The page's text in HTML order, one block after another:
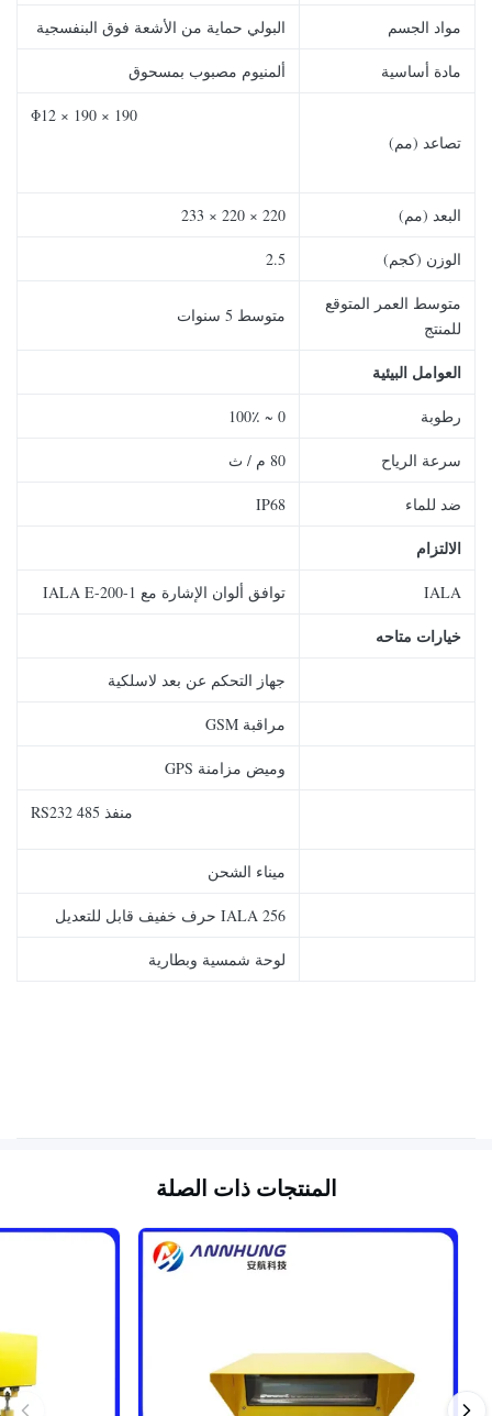
مواد الجسم البولي حماية من الأشعة فوق البنفسجية
مادة أساسية ألمنيوم مصبوب بمسحوق
تصاعد (مم)
190 × 190 × Φ12
البعد (مم) 220 × 220 × 233
الوزن (كجم) 2.5
متوسط ​​العمر المتوقع
للمنتج
متوسط ​​5 سنوات
العوامل البيئية
رطوبة 0 ~ 100٪
سرعة الرياح 80 م / ث
ضد للماء IP68
الالتزام
IALA توافق ألوان الإشارة مع IALA E-200-1
خيارات متاحه
جهاز التحكم عن بعد لاسلكية
مراقبة GSM
وميض مزامنة GPS
منفذ RS232 485
ميناء الشحن
IALA 256 حرف خفيف قابل للتعديل
لوحة شمسية وبطارية
المنتجات ذات الصلة